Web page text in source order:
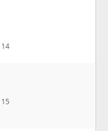
14
15